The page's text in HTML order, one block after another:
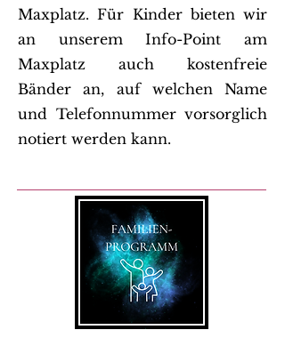
Maxplatz. Für Kinder bieten wir
an unserem Info-Point am
Maxplatz auch kostenfreie
Bänder an, auf welchen Name
und Telefonnummer vorsorglich
notiert werden kann.